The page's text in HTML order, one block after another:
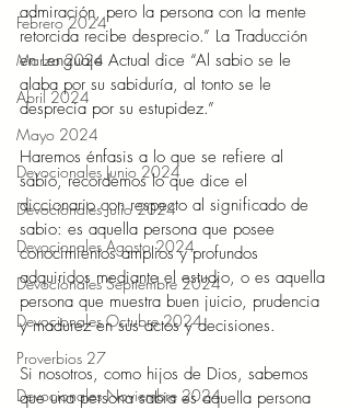
Febrero 2024
Marzo 2024
Abril 2024
Mayo 2024
Devocionales Junio 2024
Devocionales Julio 2024
Devocionales Agosto 2024
Devocionales Septiembre 2024
Devocionales Octubre 2024
Proverbios 27
Devocionales Noviembre 2024
admiración, pero la persona con la mente
retorcida recibe desprecio.” La Traducción
en Lenguaje Actual dice “Al sabio se le
alaba por su sabiduría, al tonto se le
desprecia por su estupidez.”
Haremos énfasis a lo que se refiere al
sabio, recordemos lo que dice el
diccionario con respecto al significado de
sabio: es aquella persona que posee
conocimientos amplios y profundos
adquiridos mediante el estudio, o es aquella
persona que muestra buen juicio, prudencia
y madurez en sus actos y decisiones.
Si nosotros, como hijos de Dios, sabemos
que una persona sabia es aquella persona